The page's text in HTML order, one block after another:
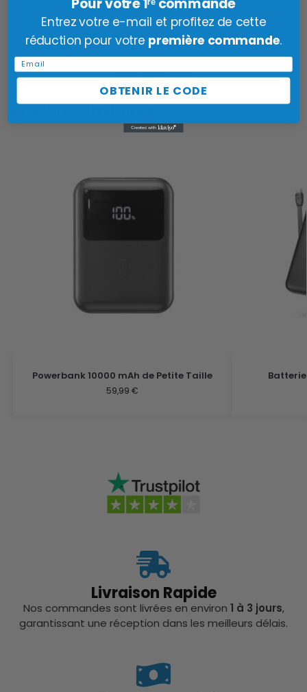
pour tous vos besoins en énergie portable.
Catégories : Batteries Externes 10000mAh,Batteries
Externes iPhone
Produits similaires
Powerbank 10000 mAh de Petite Taille
59,99€
Livraison Rapide
Nos commandes sont livrées en environ 1 à 3 jours,
garantissant une réception dans les meilleurs délais.
Entrez votre e-mail et profitez de cette
réduction pour votre première commande.
Email
OBTENIR LE CODE